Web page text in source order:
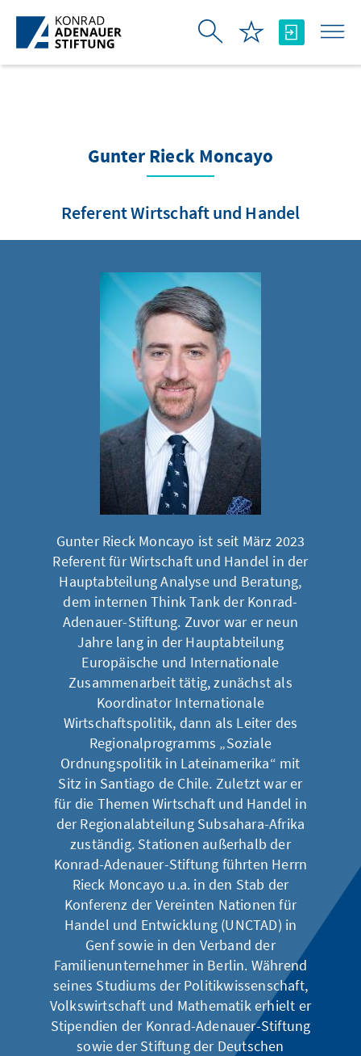
Skip to Main Content
Gunter Rieck Moncayo
Referent Wirtschaft und Handel
Gunter Rieck Moncayo ist seit März 2023
Referent für Wirtschaft und Handel in der
Hauptabteilung Analyse und Beratung,
dem internen Think Tank der Konrad-
Adenauer-Stiftung. Zuvor war er neun
Jahre lang in der Hauptabteilung
Europäische und Internationale
Zusammenarbeit tätig, zunächst als
Koordinator Internationale
Wirtschaftspolitik, dann als Leiter des
Regionalprogramms „Soziale
Ordnungspolitik in Lateinamerika“ mit
Sitz in Santiago de Chile. Zuletzt war er
für die Themen Wirtschaft und Handel in
der Regionalabteilung Subsahara-Afrika
zuständig. Stationen außerhalb der
Konrad-Adenauer-Stiftung führten Herrn
Rieck Moncayo u.a. in den Stab der
Konferenz der Vereinten Nationen für
Handel und Entwicklung (UNCTAD) in
Genf sowie in den Verband der
Familienunternehmer in Berlin. Während
seines Studiums der Politikwissenschaft,
Volkswirtschaft und Mathematik erhielt er
Stipendien der Konrad-Adenauer-Stiftung
sowie der Stiftung der Deutschen